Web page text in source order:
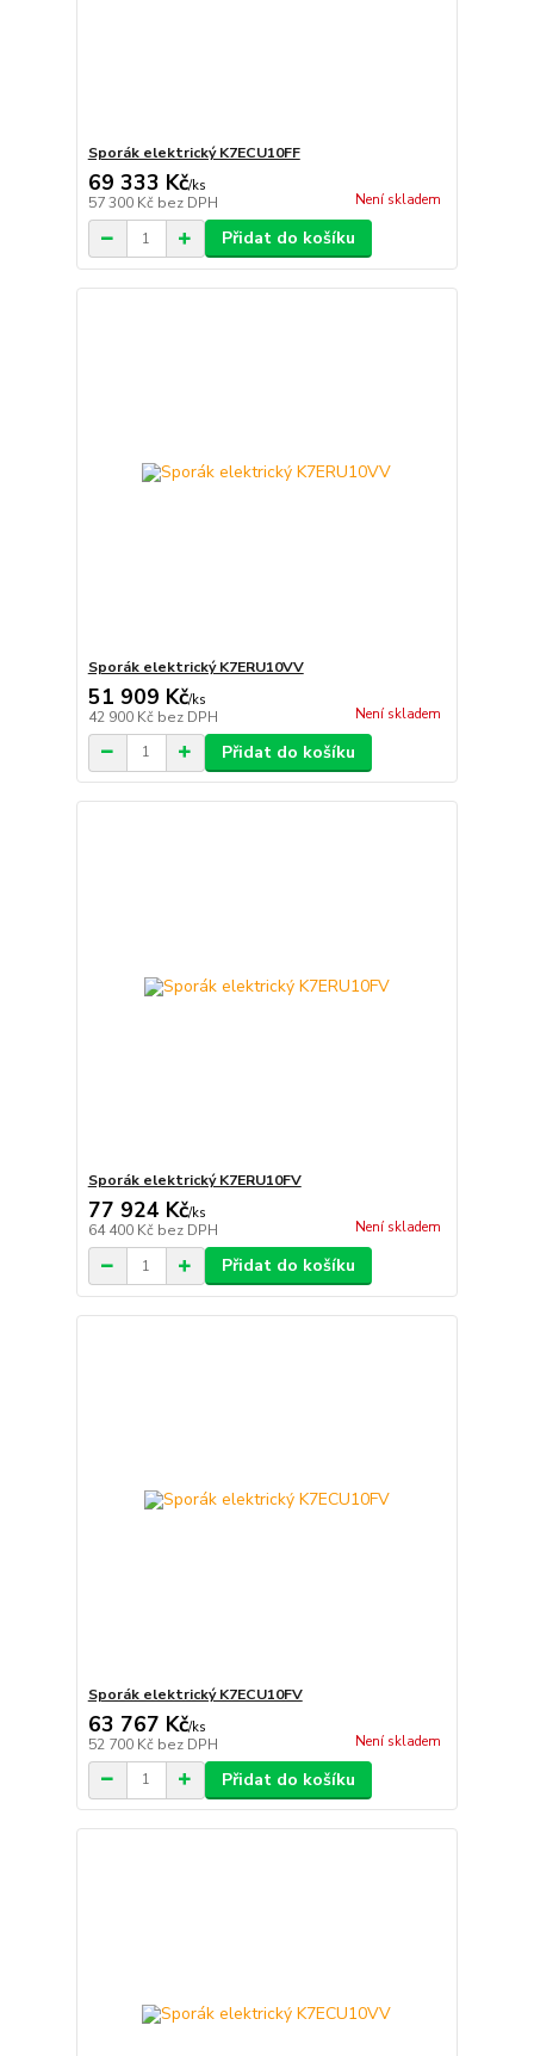
Sporák elektrický K7ECU10FF
69 333 Kč/ks
57 300 Kč bez DPH Není skladem
Přidat do košíku
Sporák elektrický K7ERU10VV
51 909 Kč/ks
42 900 Kč bez DPH Není skladem
Přidat do košíku
Sporák elektrický K7ERU10FV
77 924 Kč/ks
64 400 Kč bez DPH Není skladem
Přidat do košíku
Sporák elektrický K7ECU10FV
63 767 Kč/ks
52 700 Kč bez DPH Není skladem
Přidat do košíku